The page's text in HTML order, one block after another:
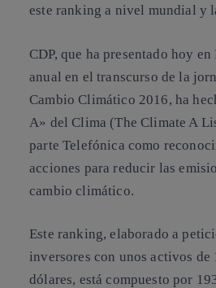
este ranking a nivel mundial y
CDP, que ha presentado hoy
anual en el transcurso de la
Cambio Climático 2016, ha
A» del Clima (The Climate A
parte Telefónica como
acciones para reducir las
cambio climático.
Este ranking, elaborado a
inversores con unos activos de
dólares, está compuesto por